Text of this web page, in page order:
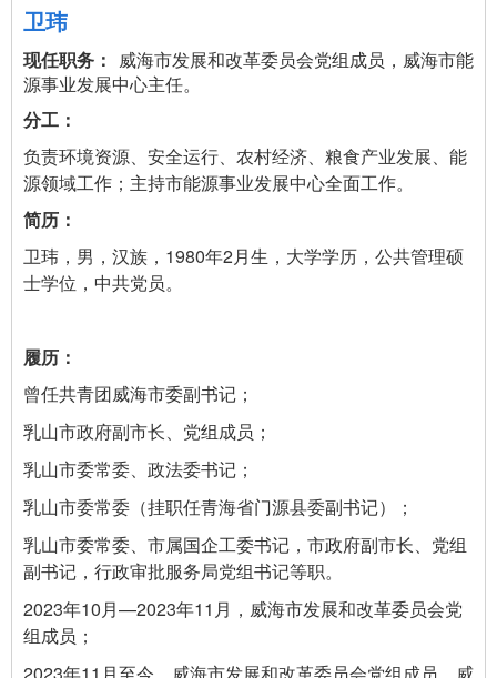
卫玮
威海市发展和改革委员会党组成员，威海市能
源事业发展中心主任。
负责环境资源、安全运行、农村经济、粮食产业发展、能
源领域工作；主持市能源事业发展中心全面工作。
卫玮，男，汉族，1980年2月生，大学学历，公共管理硕
士学位，中共党员。
曾任共青团威海市委副书记；
乳山市政府副市长、党组成员；
乳山市委常委、政法委书记；
乳山市委常委（挂职任青海省门源县委副书记）；
乳山市委常委、市属国企工委书记，市政府副市长、党组
副书记，行政审批服务局党组书记等职。
2023年10月—2023年11月，威海市发展和改革委员会党
组成员；
2023年11月至今，威海市发展和改革委员会党组成员，威